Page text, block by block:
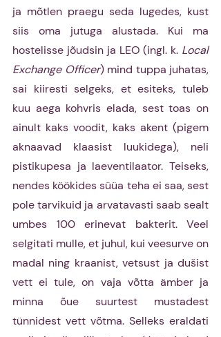
ja mõtlen praegu seda lugedes, kust
siis oma jutuga alustada. Kui ma
hostelisse jõudsin ja LEO (ingl. k. Local
Exchange Officer) mind tuppa juhatas,
sai kiiresti selgeks, et esiteks, tuleb
kuu aega kohvris elada, sest toas on
ainult kaks voodit, kaks akent (pigem
aknaavad klaasist luukidega), neli
pistikupesa ja laeventilaator. Teiseks,
nendes köökides süüa teha ei saa, sest
pole tarvikuid ja arvatavasti saab sealt
umbes 100 erinevat bakterit. Veel
selgitati mulle, et juhul, kui veesurve on
madal ning kraanist, vetsust ja dušist
vett ei tule, on vaja võtta ämber ja
minna õue suurtest mustadest
tünnidest vett võtma. Selleks eraldati